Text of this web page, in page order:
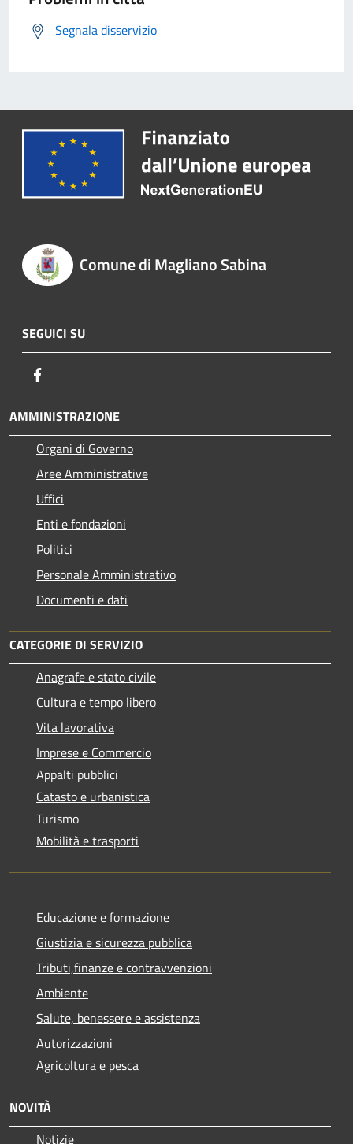
Segnala disservizio
Comune di Magliano Sabina
SEGUICI SU
AMMINISTRAZIONE
Organi di Governo
Aree Amministrative
Uffici
Enti e fondazioni
Politici
Personale Amministrativo
Documenti e dati
CATEGORIE DI SERVIZIO
Anagrafe e stato civile
Cultura e tempo libero
Vita lavorativa
Imprese e Commercio
Appalti pubblici
Catasto e urbanistica
Turismo
Mobilità e trasporti
Educazione e formazione
Giustizia e sicurezza pubblica
Tributi,finanze e contravvenzioni
Ambiente
Salute, benessere e assistenza
Autorizzazioni
Agricoltura e pesca
NOVITÀ
Notizie